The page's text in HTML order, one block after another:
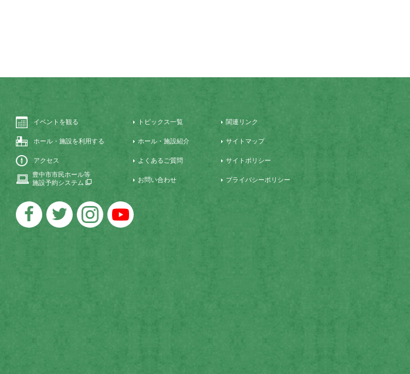
イベントを観る
ホール・施設を利用する
アクセス
豊中市市民ホール等
施設予約システム
トピックス一覧
ホール・施設紹介
よくあるご質問
お問い合わせ
関連リンク
サイトマップ
サイトポリシー
プライバシーポリシー